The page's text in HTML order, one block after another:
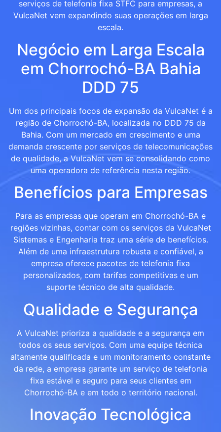
serviços de telefonia fixa STFC para empresas, a
VulcaNet vem expandindo suas operações em larga
escala.
Negócio em Larga Escala
em Chorrochó-BA Bahia
DDD 75
Um dos principais focos de expansão da VulcaNet é a
região de Chorrochó-BA, localizada no DDD 75 da
Bahia. Com um mercado em crescimento e uma
demanda crescente por serviços de telecomunicações
de qualidade, a VulcaNet vem se consolidando como
uma operadora de referência nesta região.
Benefícios para Empresas
Para as empresas que operam em Chorrochó-BA e
regiões vizinhas, contar com os serviços da VulcaNet
Sistemas e Engenharia traz uma série de benefícios.
Além de uma infraestrutura robusta e confiável, a
empresa oferece pacotes de telefonia fixa
personalizados, com tarifas competitivas e um
suporte técnico de alta qualidade.
Qualidade e Segurança
A VulcaNet prioriza a qualidade e a segurança em
todos os seus serviços. Com uma equipe técnica
altamente qualificada e um monitoramento constante
da rede, a empresa garante um serviço de telefonia
fixa estável e seguro para seus clientes em
Chorrochó-BA e em todo o território nacional.
Inovação Tecnológica